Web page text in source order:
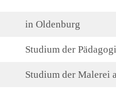
in Oldenburg
Studium der
Studium der Malerei